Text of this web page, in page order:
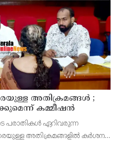
വരുന്ന സ്ഥലമുണ്ട്
അതിക്രമങ്ങൾ ;
കമ്മീഷൻ
ഏറിവരുന്ന
അതിക്രമങ്ങളിൽ കർശന